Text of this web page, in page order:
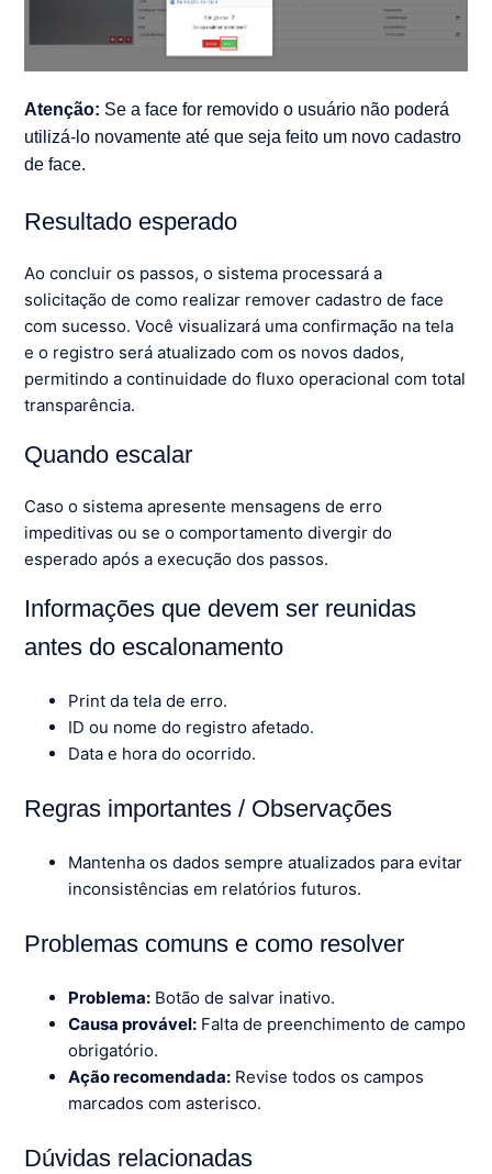
Atenção: Se a face for removido o usuário não poderá
utilizá-lo novamente até que seja feito um novo cadastro
de face.
Resultado esperado
Ao concluir os passos, o sistema processará a
solicitação de como realizar remover cadastro de face
com sucesso. Você visualizará uma confirmação na tela
e o registro será atualizado com os novos dados,
permitindo a continuidade do fluxo operacional com total
transparência.
Quando escalar
Caso o sistema apresente mensagens de erro
impeditivas ou se o comportamento divergir do
esperado após a execução dos passos.
Informações que devem ser reunidas
antes do escalonamento
Print da tela de erro.
ID ou nome do registro afetado.
Data e hora do ocorrido.
Regras importantes / Observações
Mantenha os dados sempre atualizados para evitar
inconsistências em relatórios futuros.
Problemas comuns e como resolver
Problema: Botão de salvar inativo.
Causa provável: Falta de preenchimento de campo
obrigatório.
Ação recomendada: Revise todos os campos
marcados com asterisco.
Dúvidas relacionadas